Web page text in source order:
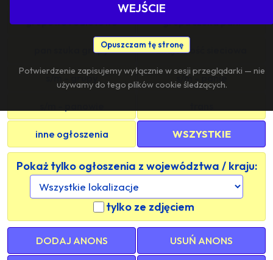
WEJŚCIE
Opuszczam tę stronę
Potwierdzenie zapisujemy wyłącznie w sesji przeglądarki — nie
używamy do tego plików cookie śledzących.
grupowo i odlotowo grupa szuka pani
pan szuka grupy znajomość sieciowa
s/m - grupy s/m - panie
inne ogłoszenia WSZYSTKIE
Pokaż tylko ogłoszenia z województwa / kraju:
tylko ze zdjęciem
DODAJ ANONS USUŃ ANONS